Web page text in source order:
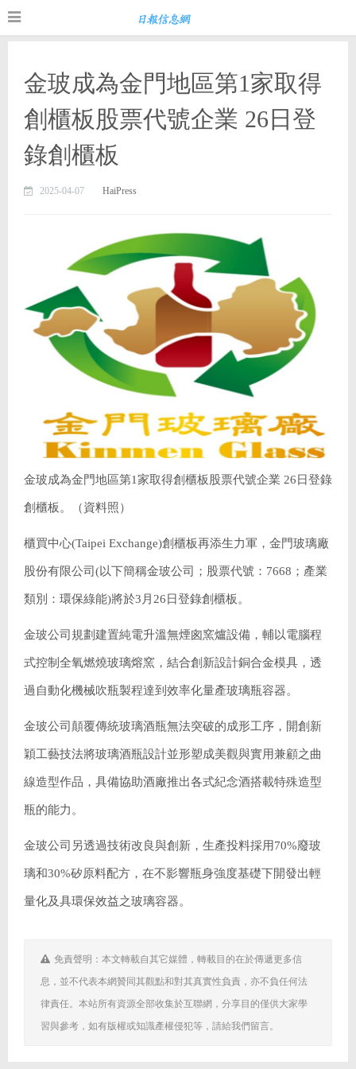
金玻成為金門地區第1家取得
創櫃板股票代號企業 26日登
錄創櫃板
2025-04-07 HaiPress
金玻成為金門地區第1家取得創櫃板股票代號企業 26日登錄
創櫃板。（資料照）
櫃買中心(Taipei Exchange)創櫃板再添生力軍，金門玻璃廠
股份有限公司(以下簡稱金玻公司；股票代號：7668；產業
類別：環保綠能)將於3月26日登錄創櫃板。
金玻公司規劃建置純電升溫無煙囪窯爐設備，輔以電腦程
式控制全氧燃燒玻璃熔窯，結合創新設計銅合金模具，透
過自動化機械吹瓶製程達到效率化量產玻璃瓶容器。
金玻公司顛覆傳統玻璃酒瓶無法突破的成形工序，開創新
穎工藝技法將玻璃酒瓶設計並形塑成美觀與實用兼顧之曲
線造型作品，具備協助酒廠推出各式紀念酒搭載特殊造型
瓶的能力。
金玻公司另透過技術改良與創新，生產投料採用70%廢玻
璃和30%矽原料配方，在不影響瓶身強度基礎下開發出輕
量化及具環保效益之玻璃容器。
免責聲明：本文轉載自其它媒體，轉載目的在於傳遞更多信
息，並不代表本網贊同其觀點和對其真實性負責，亦不負任何法
律責任。本站所有資源全部收集於互聯網，分享目的僅供大家學
習與參考，如有版權或知識產權侵犯等，請給我們留言。